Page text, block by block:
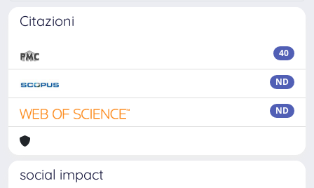
Citazioni
40
ND
ND
social impact